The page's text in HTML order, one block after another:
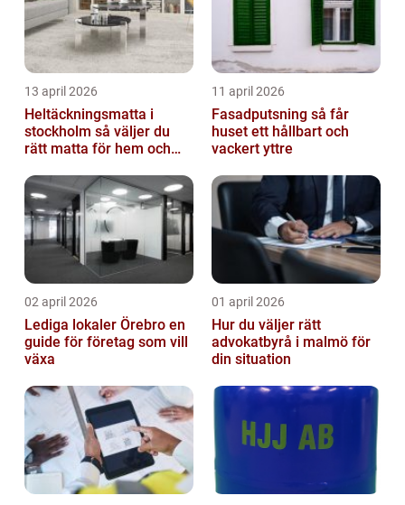
13 april 2026
Heltäckningsmatta i
stockholm så väljer du
rätt matta för hem och
11 april 2026
Fasadputsning så får
huset ett hållbart och
vackert yttre
02 april 2026
Lediga lokaler Örebro en
guide för företag som vill
växa
01 april 2026
Hur du väljer rätt
advokatbyrå i malmö för
din situation